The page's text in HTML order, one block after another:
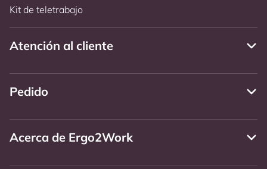
Kit de teletrabajo
Atención al cliente
Pedido
Acerca de Ergo2Work